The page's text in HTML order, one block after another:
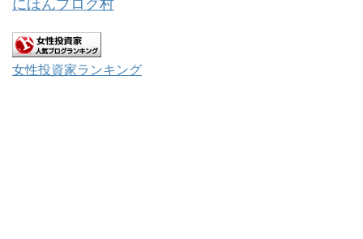
にほんブログ村
女性投資家ランキング